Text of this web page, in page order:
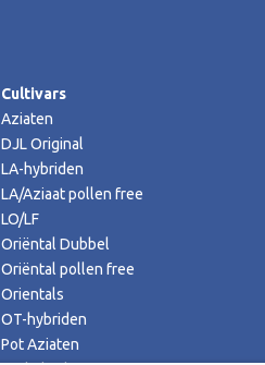
Cultivars
Aziaten
DJL Original
LA-hybriden
LA/Aziaat pollen free
LO/LF
Oriëntal Dubbel
Oriëntal pollen free
Orientals
OT-hybriden
Pot Aziaten